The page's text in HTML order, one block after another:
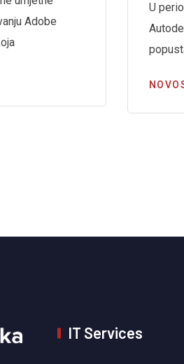
Adobe
U
IT Services